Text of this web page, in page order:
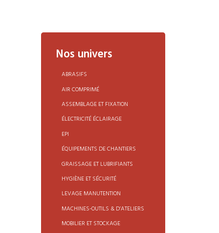
Nos univers
ABRASIFS
AIR COMPRIMÉ
ASSEMBLAGE ET FIXATION
ÉLECTRICITÉ ÉCLAIRAGE
EPI
ÉQUIPEMENTS DE CHANTIERS
GRAISSAGE ET LUBRIFIANTS
HYGIÈNE ET SÉCURITÉ
LEVAGE MANUTENTION
MACHINES-OUTILS & D’ATELIERS
MOBILIER ET STOCKAGE